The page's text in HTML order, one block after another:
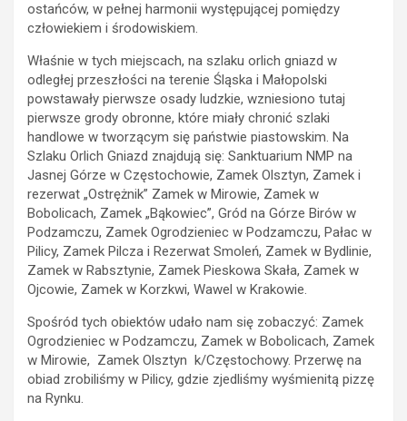
ostańców, w pełnej harmonii występującej pomiędzy
człowiekiem i środowiskiem.
Właśnie w tych miejscach, na szlaku orlich gniazd w
odległej przeszłości na terenie Śląska i Małopolski
powstawały pierwsze osady ludzkie, wzniesiono tutaj
pierwsze grody obronne, które miały chronić szlaki
handlowe w tworzącym się państwie piastowskim. Na
Szlaku Orlich Gniazd znajdują się: Sanktuarium NMP na
Jasnej Górze w Częstochowie, Zamek Olsztyn, Zamek i
rezerwat „Ostrężnik” Zamek w Mirowie, Zamek w
Bobolicach, Zamek „Bąkowiec”, Gród na Górze Birów w
Podzamczu, Zamek Ogrodzieniec w Podzamczu, Pałac w
Pilicy, Zamek Pilcza i Rezerwat Smoleń, Zamek w Bydlinie,
Zamek w Rabsztynie, Zamek Pieskowa Skała, Zamek w
Ojcowie, Zamek w Korzkwi, Wawel w Krakowie.
Spośród tych obiektów udało nam się zobaczyć: Zamek
Ogrodzieniec w Podzamczu, Zamek w Bobolicach, Zamek
w Mirowie, Zamek Olsztyn k/Częstochowy. Przerwę na
obiad zrobiliśmy w Pilicy, gdzie zjedliśmy wyśmienitą pizzę
na Rynku.